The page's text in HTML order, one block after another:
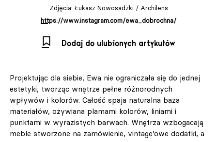
Zdjęcia: Łukasz Nowosadzki / Archilens
https://www.instagram.com/ewa_dobrochna/
Dodaj do ulubionych artykułów
Projektując dla siebie, Ewa nie ograniczała się do jednej
estetyki, tworząc wnętrze pełne różnorodnych
wpływów i kolorów. Całość spaja naturalna baza
materiałów, ożywiana plamami kolorów, liniami i
punktami w wyrazistych barwach. Wnętrza wzbogacają
meble stworzone na zamówienie, vintage’owe dodatki, a